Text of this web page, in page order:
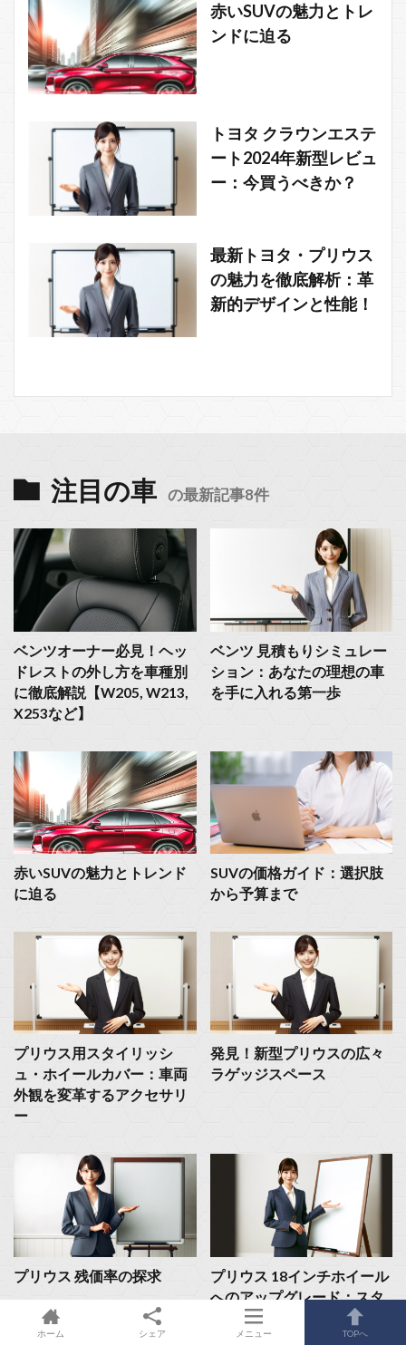
赤いSUVの魅力とトレ
ンドに迫る
トヨタ クラウンエステ
ート2024年新型レビュ
ー：今買うべきか？
最新トヨタ・プリウス
の魅力を徹底解析：革
新的デザインと性能！
注目の車 の最新記事8件
ベンツオーナー必見！ヘッ
ドレストの外し方を車種別
に徹底解説【W205, W213,
X253など】
ベンツ 見積もりシミュレー
ション：あなたの理想の車
を手に入れる第一歩
赤いSUVの魅力とトレンド
に迫る
SUVの価格ガイド：選択肢
から予算まで
プリウス用スタイリッシ
ュ・ホイールカバー：車両
外観を変革するアクセサリ
ー
発見！新型プリウスの広々
ラゲッジスペース
プリウス 残価率の探求
プリウス 18インチホイール
へのアップグレード：スタ
イルと性能の融合
ホーム シェア メニュー TOPへ